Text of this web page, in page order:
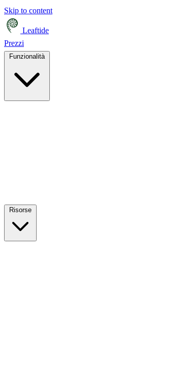
Skip to content
Leaftide
Prezzi
Funzionalità